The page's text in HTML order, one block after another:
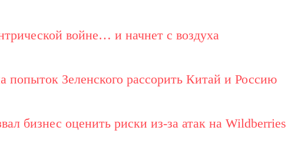
войне… и начнет с воздуха
попыток Зеленского рассорить Китай и Россию
бизнес оценить риски из-за атак на Wildberries